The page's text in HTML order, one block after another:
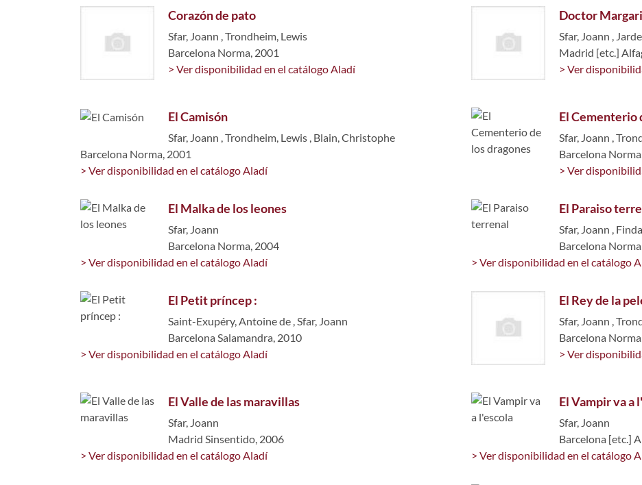
Corazón de pato
Sfar, Joann ,Trondheim, Lewis
Barcelona Norma, 2001
> Ver disponibilidad en el catálogo Aladí
Doctor
Sfar, Joann ,
Madrid [etc.]
> Ver
El Camisón
Sfar, Joann ,Trondheim, Lewis , Blain, Christophe
Barcelona Norma, 2001
> Ver disponibilidad en el catálogo Aladí
El Cementerio
Sfar, Joann ,
Barcelona
> Ver
El Malka de los leones
Sfar, Joann
Barcelona Norma, 2004
> Ver disponibilidad en el catálogo Aladí
El Paraiso
Sfar, Joann ,
Barcelona
> Ver disponibilidad en el catálogo
El Petit príncep :
Saint-Exupéry, Antoine de ,Sfar, Joann
Barcelona Salamandra, 2010
> Ver disponibilidad en el catálogo Aladí
El Rey de la
Sfar, Joann ,
Barcelona
> Ver
El Valle de las maravillas
Sfar, Joann
Madrid Sinsentido, 2006
> Ver disponibilidad en el catálogo Aladí
El Vampir va a
Sfar, Joann
Barcelona [etc.]
> Ver disponibilidad en el catálogo